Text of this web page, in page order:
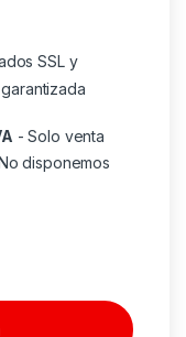
SSL y
- Solo venta
disponemos